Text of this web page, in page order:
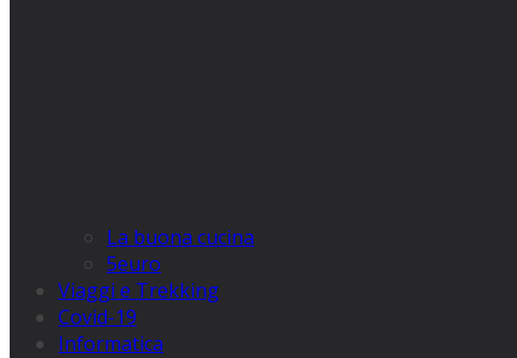
La buona cucina
5euro
Viaggi e Trekking
Covid-19
Informatica